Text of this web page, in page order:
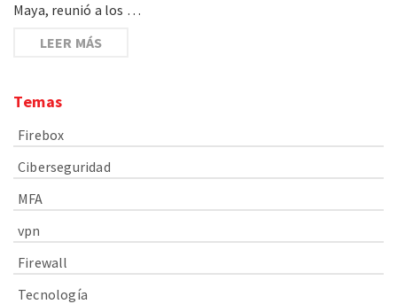
Maya, reunió a los …
LEER MÁS
Temas
Firebox
Ciberseguridad
MFA
vpn
Firewall
Tecnología